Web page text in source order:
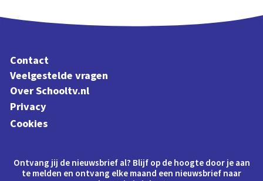
Contact
Veelgestelde vragen
Over Schooltv.nl
Privacy
Cookies
Ontvang jij de nieuwsbrief al? Blijf op de hoogte door je aan
te melden en ontvang elke maand een nieuwsbrief naar